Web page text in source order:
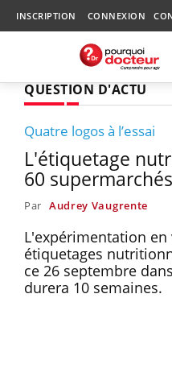
INSCRIPTION CONNEXION
QUESTION D'ACTU
Quatre logos à l’essai
L'étiquetage
60 supermarchés
Par Audrey Vaugrente
L'expérimentation
étiquetages
ce 26 septembre
durera 10 semaines.